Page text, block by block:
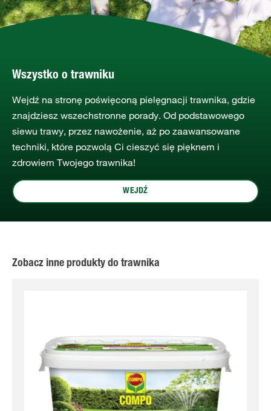
Wszystko o trawniku
Wejdź na stronę poświęconą pielęgnacji trawnika, gdzie
znajdziesz wszechstronne porady. Od podstawowego
siewu trawy, przez nawożenie, aż po zaawansowane
techniki, które pozwolą Ci cieszyć się pięknem i
zdrowiem Twojego trawnika!
WEJDŹ
Zobacz inne produkty do trawnika